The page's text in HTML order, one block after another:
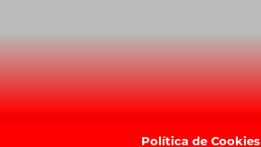
Política de Cookies